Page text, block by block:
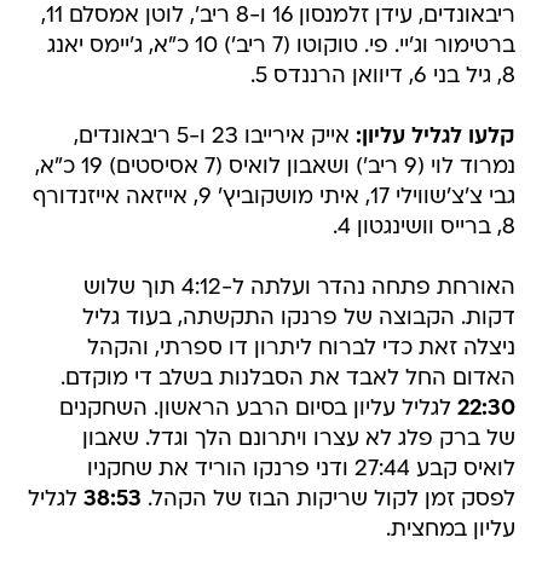
ריבאונדים, עידן זלמנסון 16 ו-8 ריב', לוטן אמסלם 11,
ברטימור וג'יי. פי. טוקוטו (7 ריב') 10 כ"א, ג'יימס יאנג
8, גיל בני 6, דיוואן הרננדס 5.
קלעו לגליל עליון:
אייק אירייבו 23 ו-5 ריבאונדים,
נמרוד לוי (9 ריב') ושאבון לואיס (7 אסיסטים) 19 כ"א,
גבי צ'צ'שווילי 17, איתי מושקוביץ' 9, אייזאה אייזנדורף
8, ברייס וושינגטון 4.
האורחת פתחה נהדר ועלתה ל-4:12 תוך שלוש
דקות. הקבוצה של פרנקו התקשתה, בעוד גליל
ניצלה זאת כדי לברוח ליתרון דו ספרתי, והקהל
האדום החל לאבד את הסבלנות בשלב די מוקדם.
22:30 לגליל עליון בסיום הרבע הראשון. השחקנים
של ברק פלג לא עצרו ויתרונם הלך וגדל. שאבון
לואיס קבע 27:44 ודני פרנקו הוריד את שחקניו
לפסק זמן לקול שריקות הבוז של הקהל. 38:53 לגליל
עליון במחצית.